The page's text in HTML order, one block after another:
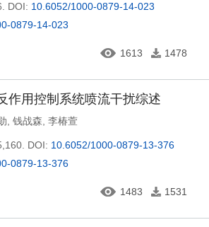
DOI: 10.6052/1000-0879-14-023
0879-14-023
1613 1478
作用控制系统喷流干扰综述
钱战森 李椿萱
DOI: 10.6052/1000-0879-13-376
0879-13-376
1483 1531